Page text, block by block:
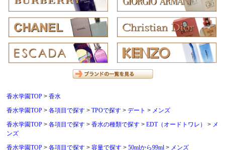
香水学園TOP
香水
香水学園TOP
各項目で探す TPOで探す デート
メンズ
香水学園TOP
各項目で探す 香水の種類で探す EDT（オードトワレ）
メ
ンズ
香水学園TOP
各項目で探す 容量で探す 50mlから99ml メンズ